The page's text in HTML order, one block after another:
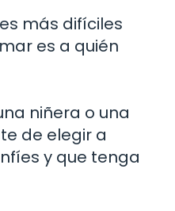
más difíciles
es a quién
niñera o una
de elegir a
y que tenga